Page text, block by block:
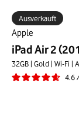
Apple
iPad Air 2
32GB | Gold | Wi-Fi |
4.6
Ausverkauft